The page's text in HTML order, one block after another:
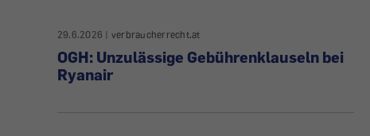
29.6.2026 | verbraucherrecht.at
OGH: Unzulässige Gebührenklauseln bei
Ryanair